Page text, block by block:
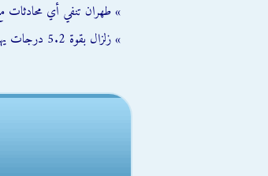
» طهران تنفي أي محادثات
» زلزال بقوة 5.2 درجات يهزّ مصر.. والهلال الأحمر يفعّل خطة الطوارئ